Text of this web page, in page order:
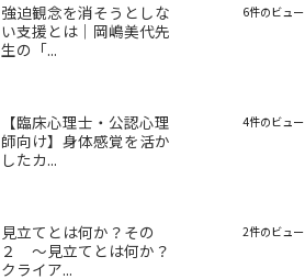
強迫観念を消そうとしな
い支援とは｜岡嶋美代先
生の「...
6件のビュー
【臨床心理士・公認心理
師向け】身体感覚を活か
したカ...
4件のビュー
見立てとは何か？その
２ 〜見立てとは何か？
クライア...
2件のビュー